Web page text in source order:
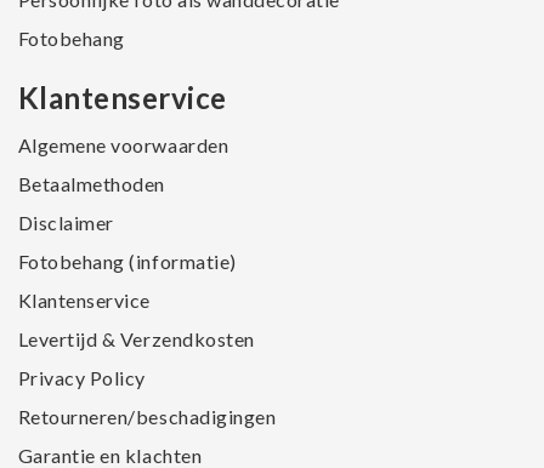
Fotobehang
Klantenservice
Algemene voorwaarden
Betaalmethoden
Disclaimer
Fotobehang (informatie)
Klantenservice
Levertijd & Verzendkosten
Privacy Policy
Retourneren/beschadigingen
Garantie en klachten